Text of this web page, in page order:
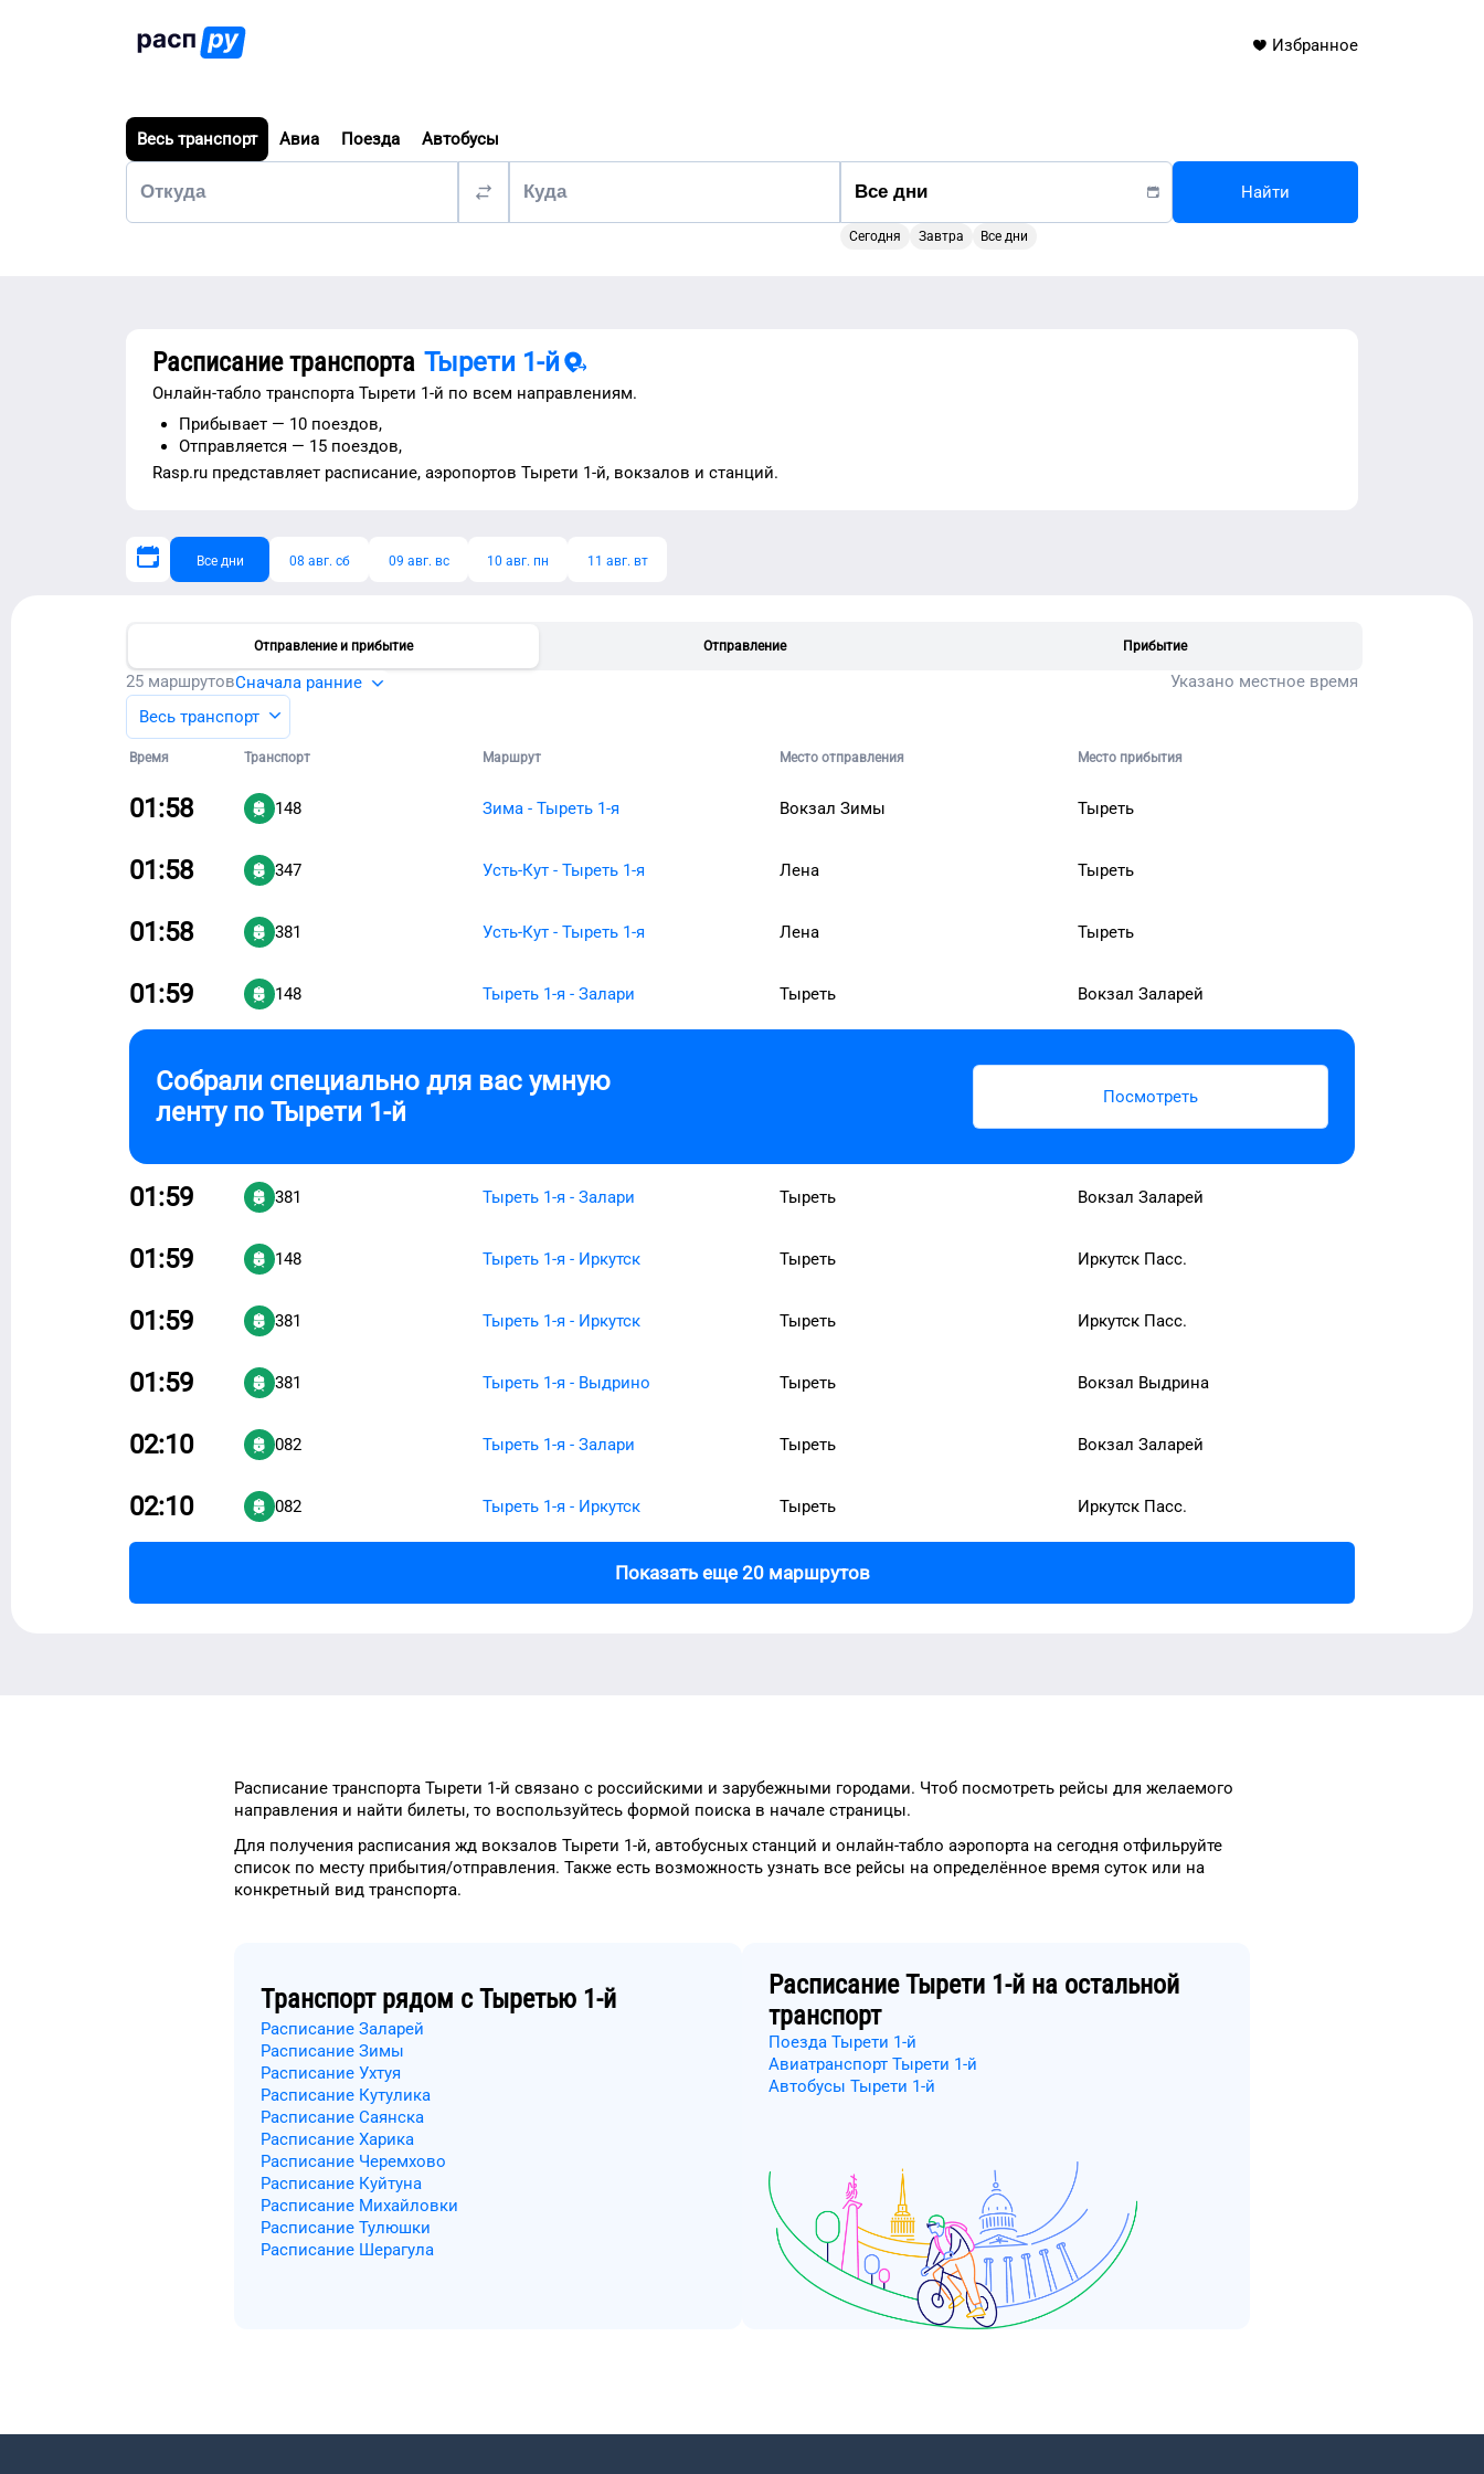
Избранное
Весь транспорт Авиа Поезда Автобусы
Сегодня Завтра Все дни
Найти
Расписание транспорта Тырети 1-й
Онлайн-табло транспорта Тырети 1-й по всем направлениям.
Прибывает — 10 поездов,
Отправляется — 15 поездов,
Rasp.ru представляет расписание, аэропортов Тырети 1-й, вокзалов и станций.
Все дни 08 авг. сб 09 авг. вс 10 авг. пн 11 авг. вт
Отправление и прибытие Отправление Прибытие
25 маршрутовСначала ранние
Указано местное время
Весь транспорт
Время Транспорт Маршрут Место отправления Место прибытия
01:58 148 Зима - Тыреть 1-я Вокзал Зимы Тыреть
01:58 347 Усть-Кут - Тыреть 1-я Лена Тыреть
01:58 381 Усть-Кут - Тыреть 1-я Лена Тыреть
01:59 148 Тыреть 1-я - Залари Тыреть Вокзал Заларей
Собрали специально для вас умную
ленту по Тырети 1-й Посмотреть
01:59 381 Тыреть 1-я - Залари Тыреть Вокзал Заларей
01:59 148 Тыреть 1-я - Иркутск Тыреть Иркутск Пасс.
01:59 381 Тыреть 1-я - Иркутск Тыреть Иркутск Пасс.
01:59 381 Тыреть 1-я - Выдрино Тыреть Вокзал Выдрина
02:10 082 Тыреть 1-я - Залари Тыреть Вокзал Заларей
02:10 082 Тыреть 1-я - Иркутск Тыреть Иркутск Пасс.
Показать еще 20 маршрутов
Расписание транспорта Тырети 1-й связано с российскими и зарубежными городами. Чтоб посмотреть рейсы для желаемого
направления и найти билеты, то воспользуйтесь формой поиска в начале страницы.
Для получения расписания жд вокзалов Тырети 1-й, автобусных станций и онлайн-табло аэропорта на сегодня отфильруйте
список по месту прибытия/отправления. Также есть возможность узнать все рейсы на определённое время суток или на
конкретный вид транспорта.
Транспорт рядом с Тыретью 1-й
Расписание Заларей
Расписание Зимы
Расписание Ухтуя
Расписание Кутулика
Расписание Саянска
Расписание Харика
Расписание Черемхово
Расписание Куйтуна
Расписание Михайловки
Расписание Тулюшки
Расписание Шерагула
РасписаниеТырети 1-й на остальной
транспорт
Поезда Тырети 1-й
Авиатранспорт Тырети 1-й
Автобусы Тырети 1-й